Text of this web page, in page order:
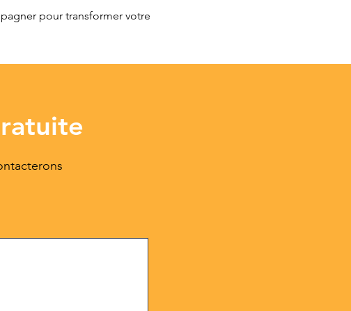
pour transformer votre